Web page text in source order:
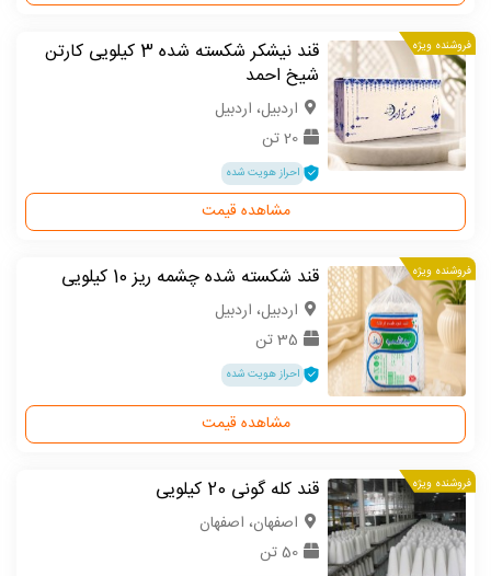
فروشنده ویژه
قند نیشکر شکسته شده 3 کیلویی کارتن
شیخ احمد
اردبیل، اردبیل
20 تن
احراز هویت شده
مشاهده قیمت
فروشنده ویژه قند شکسته شده چشمه ریز 10 کیلویی
اردبیل، اردبیل
35 تن
احراز هویت شده
مشاهده قیمت
فروشنده ویژه قند کله گونی 20 کیلویی
اصفهان، اصفهان
50 تن